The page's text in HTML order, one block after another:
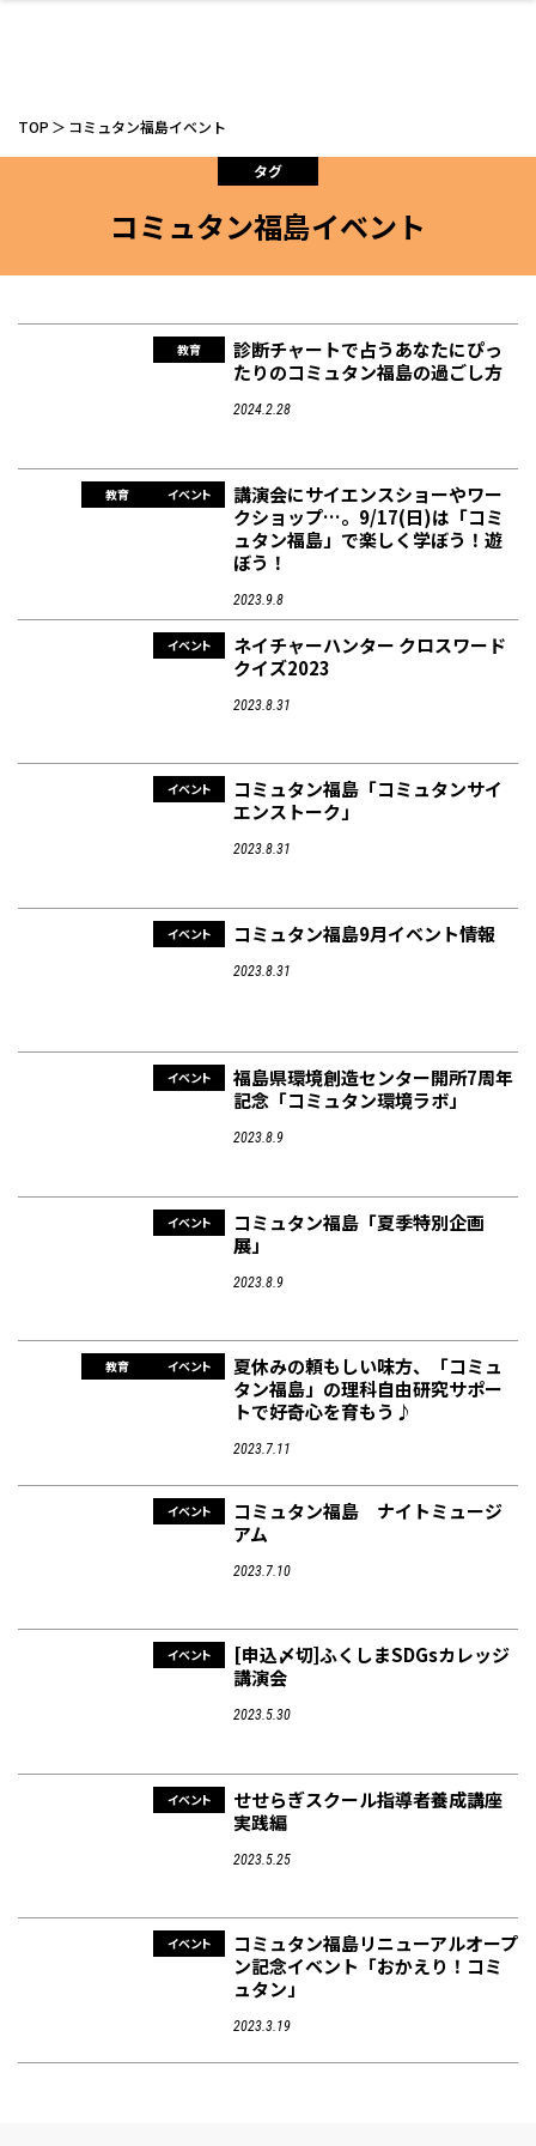
カフェ スイーツ ラーメン
和食 わんぱく 福島ローカルグル
メ
アジア・エスニッ
ク
ランチ その他
開成山公園 泊まる 家族で
温泉 体験 名所
非日常
美容室 ネイルサロン エステ
フィットネス・や 鍼灸・整体・リラ
クゼーション
まつ毛サロン
温活・サウナ
その他
ファッション 雑貨 かわいい
食品・酒 生活を彩るモノ
お仕事探し お金のこと ウェディング・婚
趣味・スキルアッ 保育園・こども園 子どもの習い事・
塾
教育
その他
家づくり 新築体験談 住宅イベント
TOP コミュタン福島イベント
タグ
コミュタン福島イベント
教育
診断チャートで占うあなたにぴっ
たりのコミュタン福島の過ごし方
2024.2.28
教育 イベント
講演会にサイエンスショーやワー
クショップ…。9/17(日)は「コミ
ュタン福島」で楽しく学ぼう！遊
ぼう！
2023.9.8
イベント
ネイチャーハンター クロスワード
クイズ2023
2023.8.31
イベント
コミュタン福島「コミュタンサイ
エンストーク」
2023.8.31
イベント コミュタン福島9月イベント情報
2023.8.31
イベント
福島県環境創造センター開所7周年
記念「コミュタン環境ラボ」
2023.8.9
イベント
コミュタン福島「夏季特別企画
展」
2023.8.9
教育 イベント
夏休みの頼もしい味方、「コミュ
タン福島」の理科自由研究サポー
トで好奇心を育もう♪
2023.7.11
イベント
コミュタン福島 ナイトミュージ
アム
2023.7.10
イベント
[申込〆切]ふくしまSDGsカレッジ
講演会
2023.5.30
イベント
せせらぎスクール指導者養成講座
実践編
2023.5.25
イベント
コミュタン福島リニューアルオープ
ン記念イベント「おかえり！コミ
ュタン」
2023.3.19